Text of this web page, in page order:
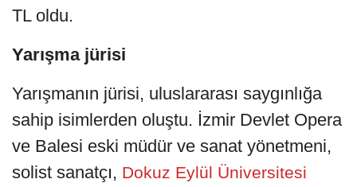
TL oldu.
Yarışma jürisi
Yarışmanın jürisi, uluslararası saygınlığa
sahip isimlerden oluştu. İzmir Devlet Opera
ve Balesi eski müdür ve sanat yönetmeni,
solist sanatçı, Dokuz Eylül Üniversitesi